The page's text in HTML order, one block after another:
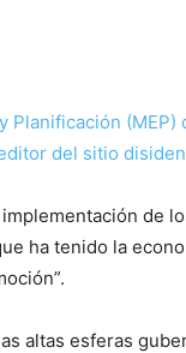
Planificación (MEP)
del sitio
de
ha tenido la
altas esferas